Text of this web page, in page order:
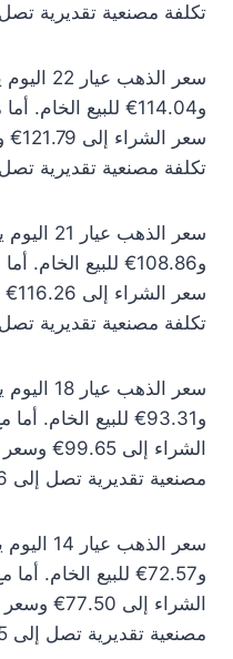
تكلفة مصنعية تقديرية تصل إلى
و114.04€ للبيع
تكلفة مصنعية تقديرية تصل إلى
و108.86€ للبيع
تكلفة مصنعية تقديرية تصل إلى
و93.31€ للبيع الخام.
مصنعية تقديرية تصل إلى 9.06€.
و72.57€ للبيع الخام.
مصنعية تقديرية تصل إلى 7.05€.